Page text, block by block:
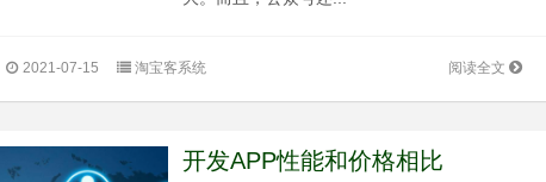
阅读全文
2021-07-15 淘宝客系统
开发APP性能和价格相比